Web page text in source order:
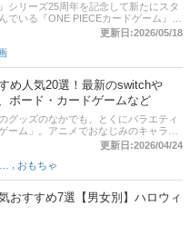
シリーズ25周年を記念して新たにスタ
でいる『ONE PIECEカードゲーム』。
麗なカードと奥深いゲームシステムに
から入手困難なほど人気を集めている
記事では、「これから『ONE PIECEカ
！」という方に向け、カードの種類や
るのにおすすめの商品をご紹介してい
の組み方なども掲載しているので、自
みてください。記事後半には、比較一
ランキングもあるので、口コミや評判
更新日:2026/05/18
め人気20選！最新のswitchや
ボード・カードゲームなど
グッズのなかでも、とくにバラエティ
ーム」。アニメでおなじみのキャラク
ムの数々は、世代を問わず大人気。そ
も新商品が次々と発売されています。
る『ドラえもん』のゲームのなかから
してご紹介していきます。お子さんへ
す時間にぜひ役立ててください。
更新日:2026/04/24
おもちゃ
おすすめ7選【男女別】ハロウィ